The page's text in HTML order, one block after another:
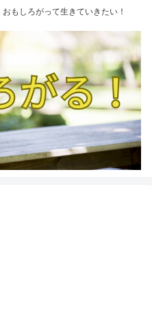
もしろがって生きていきたい！